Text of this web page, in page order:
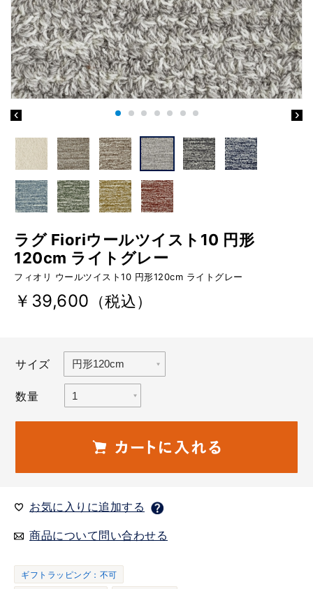
ラグ Fioriウールツイスト10 円形
120cm ライトグレー
フィオリ ウールツイスト10 円形120cm ライトグレー
￥39,600 （税込）
サイズ
数量
お気に入りに追加する
商品について問い合わせる
ギフトラッピング：不可